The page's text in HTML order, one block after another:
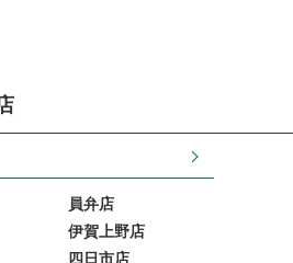
員弁店
伊賀上野店
四日市店